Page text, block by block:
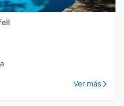
Ver más